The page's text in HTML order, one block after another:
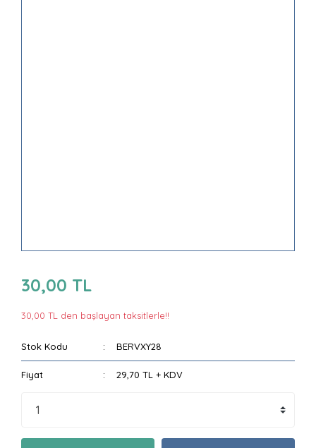
30,00 TL
30,00 TL den başlayan taksitlerle!!
Stok Kodu BERVXY28
Fiyat 29,70 TL + KDV